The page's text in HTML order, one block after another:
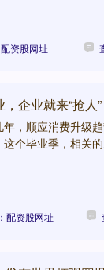
资股网址
企业就来“抢人
，顺应消费升级
个毕业季，相关
配资股网址